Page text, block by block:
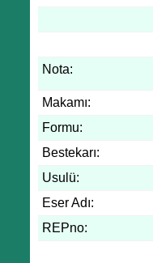
Nota:
Makamı:
Formu:
Bestekarı:
Usulü:
Eser Adı:
REPno: